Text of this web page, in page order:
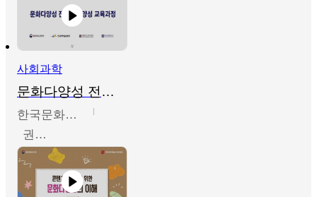
사회과학
문화다양성 전문인력 양성 기본과정 - 문화다양성의 이해
한국문화예술교육진흥원
권숙인 외 8명